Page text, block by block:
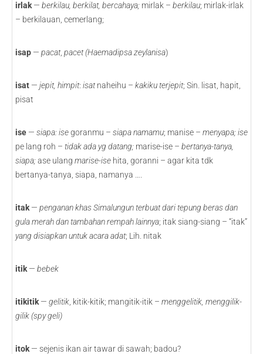
irlak — berkilau, berkilat, bercahaya; mirlak – berkilau; mirlak-irlak
– berkilauan, cemerlang;
isap — pacat, pacet (Haemadipsa zeylanisa)
isat — jepit, himpit: isatnaheihu – kakiku terjepit; Sin. lisat, hapit,
pisat
ise — siapa: isegoranmu – siapa namamu; manise – menyapa; ise
pe lang roh – tidak ada yg datang; marise-ise – bertanya-tanya,
siapa;ase ulang marise-ise hita, goranni – agar kita tdk
bertanya-tanya, siapa, namanya ….
itak — penganan khas Simalungun terbuat dari tepung beras dan
gula merah dan tambahan rempah lainnya; itak siang-siang – “itak”
yang disiapkan untuk acara adat; Lih. nitak
itik — bebek
itikitik — gelitik , kitik-kitik; mangitik-itik – menggelitik, menggilik-
gilik (spy geli)
itok — sejenis ikan air tawar di sawah; badou?